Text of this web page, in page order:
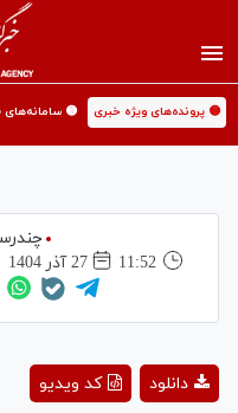
🟡 پرونده‌های ویژه خبری 🟡
11:52
27 آذر 1404
کد ویدیو دانلود